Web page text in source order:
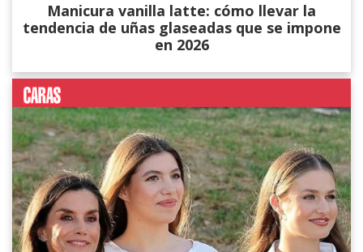
Manicura vanilla latte: cómo llevar la
tendencia de uñas glaseadas que se impone
en 2026